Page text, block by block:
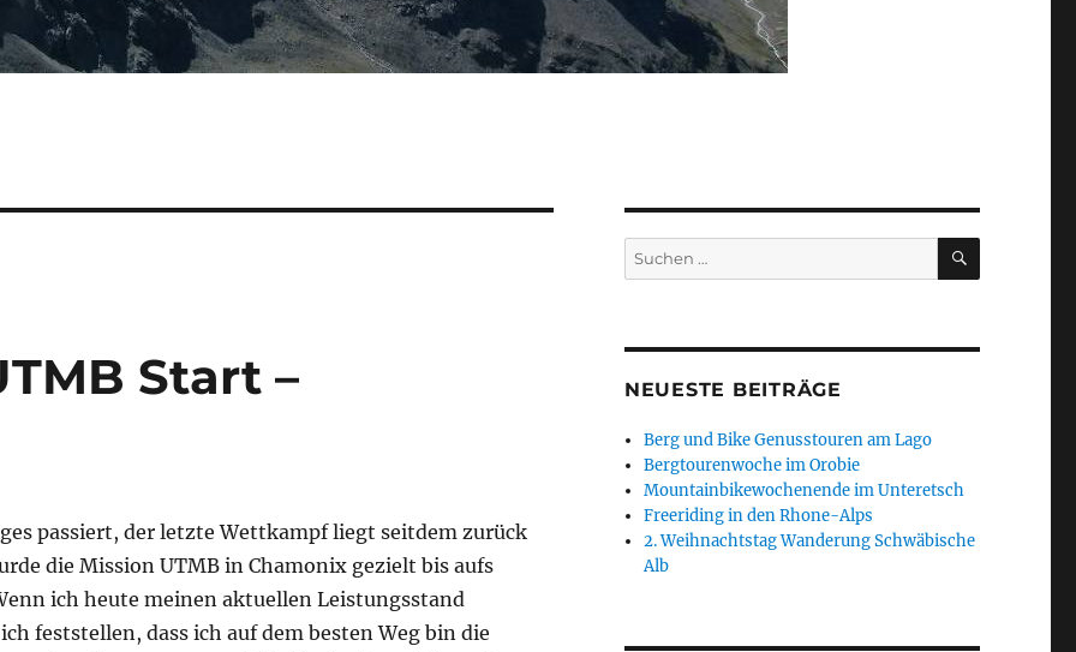
Start –
passiert, der letzte Wettkampf liegt seitdem zurück
die Mission UTMB in Chamonix gezielt bis aufs
ich heute meinen aktuellen Leistungsstand
feststellen, dass ich auf dem besten Weg bin die
Suchen
nach:
SUCHEN
NEUESTE BEITRÄGE
Berg und Bike Genusstouren am Lago
Bergtourenwoche im Orobie
Mountainbikewochenende im Unteretsch
Freeriding in den Rhone-Alps
2. Weihnachtstag Wanderung Schwäbische
Alb